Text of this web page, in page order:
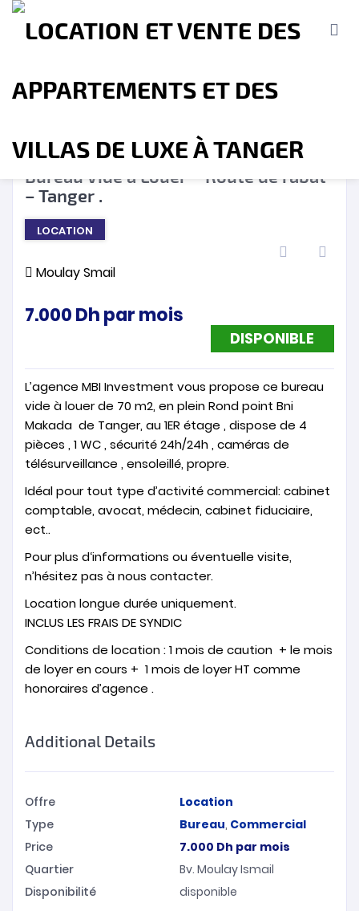
Accueil
Terrains Location de Vacances
❮ ❯
Bureau Vide à Louer – Route de rabat
– Tanger .
LOCATION
Moulay Smail
7.000Dhpar mois
DISPONIBLE
L’agence MBI Investment vous propose ce bureau
vide à louer de 70 m2, en plein Rond point Bni
Makada de Tanger, au 1ER étage , dispose de 4
pièces , 1 WC , sécurité 24h/24h , caméras de
télésurveillance , ensoleillé, propre.
Idéal pour tout type d’activité commercial: cabinet
comptable, avocat, médecin, cabinet fiduciaire,
ect..
Pour plus d‘informations ou éventuelle visite,
n’hésitez pas à nous contacter.
Location longue durée uniquement.
INCLUS LES FRAIS DE SYNDIC
Conditions de location : 1 mois de caution + le mois
de loyer en cours + 1 mois de loyer HT comme
honoraires d’agence .
Additional Details
Offre
Location
Type
Bureau, Commercial
Price
7.000 Dh par mois
Quartier
Bv. Moulay Ismail
Disponibilité
disponible